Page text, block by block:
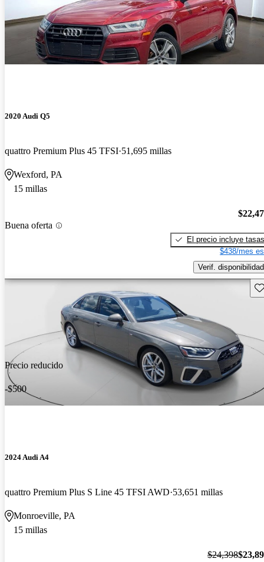
2020 Audi Q5
quattro Premium Plus 45 TFSI 51,695 millas
Wexford, PA
15 millas
Buena oferta
El precio incluye tasas
$438/mes
Verif. disponibilidad
Precio reducido
-$500
2024 Audi A4
quattro Premium Plus S Line 45 TFSI AWD 53,651 millas
Monroeville, PA
15 millas
$24,398